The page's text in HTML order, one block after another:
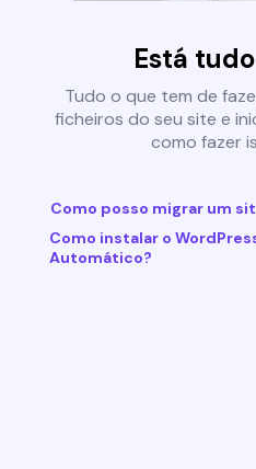
Está
Tudo o que tem de
ficheiros do seu site e
como fazer
Como posso migrar um
Como instalar o
Automático?